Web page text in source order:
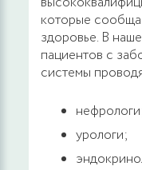
которые сообща
здоровье. В
пациентов с
системы
урологи;